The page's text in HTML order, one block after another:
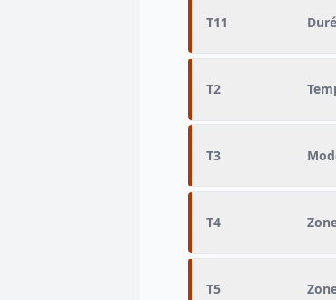
T11
T2
T3
T4
T5